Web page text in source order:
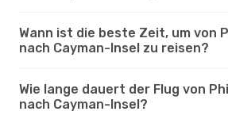
Wann ist die beste Zeit, um von
nach Cayman-Insel zu reisen?
Wie lange dauert der Flug von
nach Cayman-Insel?